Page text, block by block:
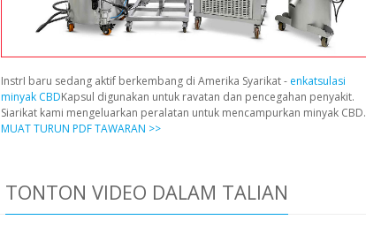
InstrI baru sedang aktif berkembang di Amerika Syarikat - enkatsulasi
minyak CBDKapsul digunakan untuk ravatan dan pencegahan penyakit.
Siarikat kami mengeluarkan peralatan untuk mencampurkan minyak CBD.
MUAT TURUN PDF TAWARAN >>
TONTON VIDEO DALAM TALIAN